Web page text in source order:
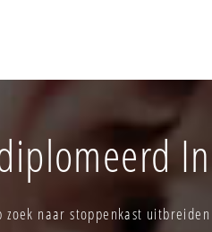
zoek naar stoppenkast